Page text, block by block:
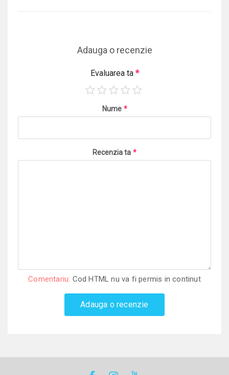
Adauga o recenzie
Evaluarea ta *
Nume *
Recenzia ta *
Comentariu: Cod HTML nu va fi permis in continut
Adauga o recenzie